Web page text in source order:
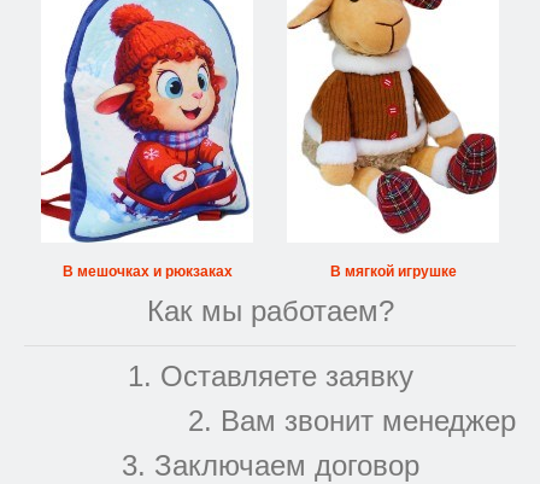
В мешочках и рюкзаках В мягкой игрушке
Как мы работаем?
1. Оставляете заявку
2. Вам звонит менеджер
3. Заключаем договор